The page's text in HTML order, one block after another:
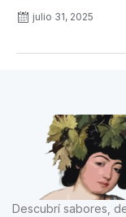
julio 31, 2025
Descubrí sabores,